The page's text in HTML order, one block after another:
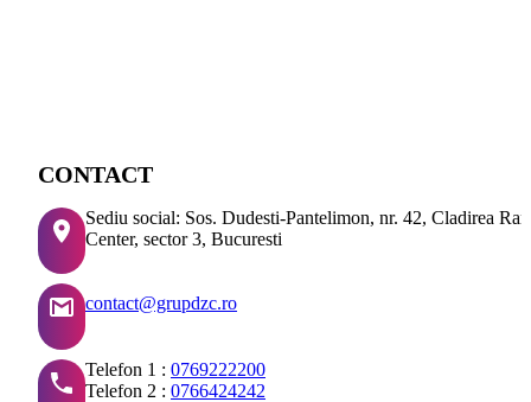
CONTACT
Sediu social: Sos. Dudesti-Pantelimon, nr. 42, Cladirea
Center, sector 3, Bucuresti
contact@grupdzc.ro
Telefon 1 : 0769222200
Telefon 2 : 0766424242